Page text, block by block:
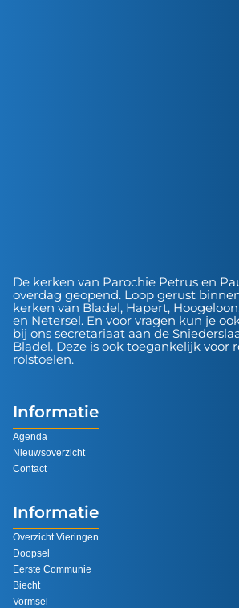
De kerken van Parochie Petrus en
overdag geopend. Loop gerust
kerken van Bladel, Hapert,
en Netersel. En voor vragen kun je
bij ons secretariaat aan de
Bladel. Deze is ook toegankelijk voor
rolstoelen.
Informatie
Agenda
Nieuwsoverzicht
Contact
Informatie
Overzicht Vieringen
Doopsel
Eerste Communie
Biecht
Vormsel